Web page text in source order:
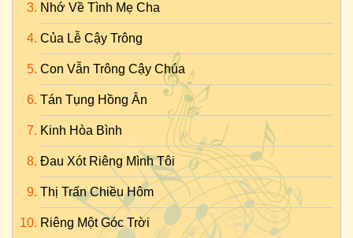
Nhớ Về Tình Mẹ Cha
Của Lễ Cậy Trông
Con Vẫn Trông Cậy Chúa
Tán Tụng Hồng Ân
Kinh Hòa Bình
Đau Xót Riêng Mình Tôi
Thị Trấn Chiều Hôm
Riêng Một Góc Trời